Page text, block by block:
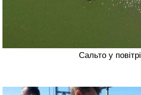
Сальто у повітрі